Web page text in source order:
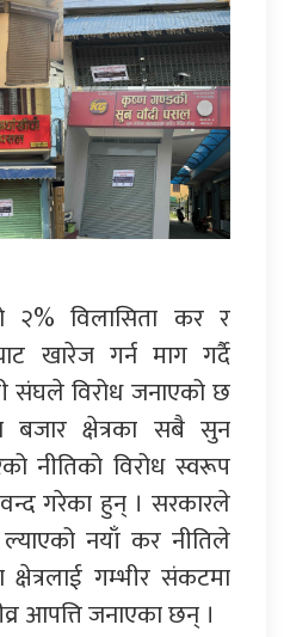
२% विलासिता कर र
खारेज गर्न माग गर्दै
संघले विरोध जनाएको छ
क्षेत्रका सबै सुन
नीतिको विरोध स्वरूप
गरेका हुन् । सरकारले
नयाँ कर नीतिले
गम्भीर संकटमा
आपत्ति जनाएका छन् ।